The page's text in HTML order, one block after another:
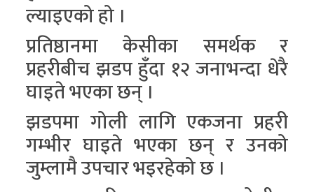
ल्याइएको हो ।
प्रतिष्ठानमा केसीका समर्थक र
प्रहरीबीच झडप हुँदा १२ जनाभन्दा धेरै
घाइते भएका छन् ।
झडपमा गोली लागि एकजना प्रहरी
गम्भीर घाइते भएका छन् र उनको
जुम्लामै उपचार भइरहेको छ ।